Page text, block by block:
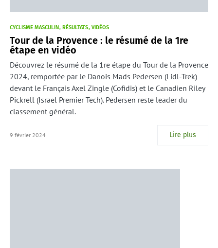
CYCLISME MASCULIN RÉSULTATS VIDÉOS
Tour de la Provence : le résumé de la 1re
étape en vidéo
Découvrez le résumé de la 1re étape du Tour de la Provence
2024, remportée par le Danois Mads Pedersen (Lidl-Trek)
devant le Français Axel Zingle (Cofidis) et le Canadien Riley
Pickrell (Israel Premier Tech). Pedersen reste leader du
classement général.
9 février 2024 Lire plus